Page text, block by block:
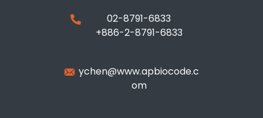
02-8791-6833
+886-2-8791-6833
ychen@www.apbiocode.c
om